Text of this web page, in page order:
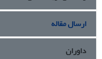
بودند.
ارسال مقاله
داوران